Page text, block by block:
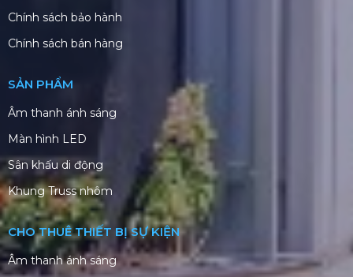
Chính sách bảo hành
Chính sách bán hàng
SẢN PHẨM
Âm thanh ánh sáng
Màn hình LED
Sân khấu di động
Khung Truss nhôm
CHO THUÊ THIẾT BỊ SỰ KIỆN
Âm thanh ánh sáng